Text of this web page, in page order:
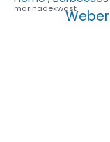
marinadekwast